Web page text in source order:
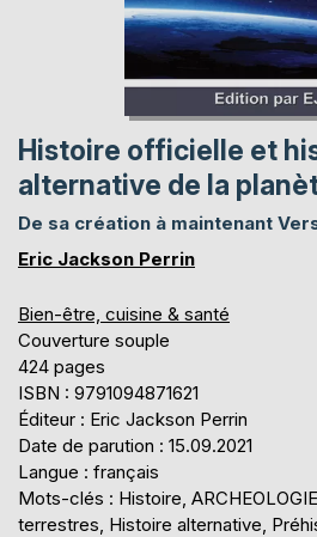
Histoire officielle et
alternative de la
De sa création à maintenant
Eric Jackson Perrin
Bien-être, cuisine & santé
Couverture souple
424 pages
ISBN : 9791094871621
Éditeur : Eric Jackson Perrin
Date de parution : 15.09.2021
Langue : français
Mots-clés : Histoire,
terrestres, Histoire alternative,